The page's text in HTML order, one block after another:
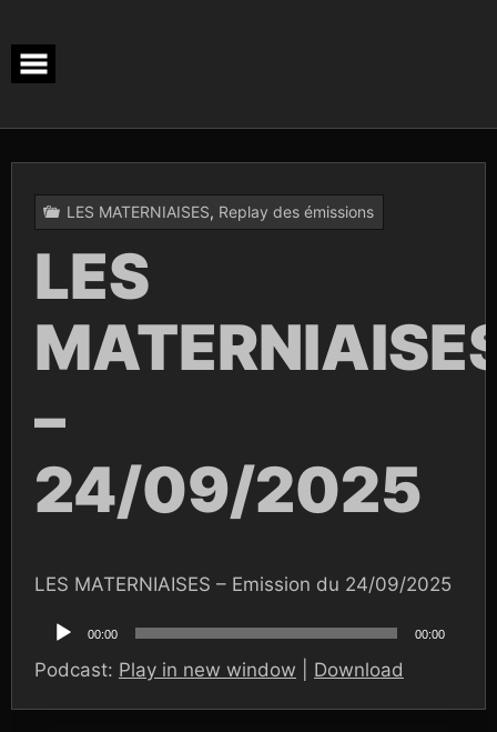
content
LES MATERNIAISES, Replay des émissions
LES
–
24/09/2025
LES MATERNIAISES – Emission du 24/09/2025
audio
00:00 00:00
Podcast: Play in new window Download